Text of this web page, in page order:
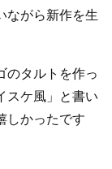
ながら新作を生
のタルトを作っ
スケ風」と書い
しかったです